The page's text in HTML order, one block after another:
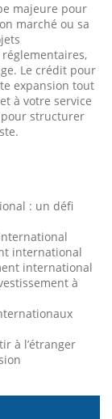
majeure pour
marché ou sa
Le crédit pour
expansion tout
à votre service
structurer
: un défi
international
international
à
à l’étranger